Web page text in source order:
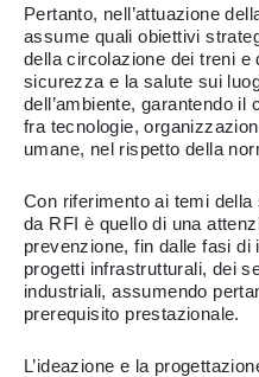
Pertanto, nell’attuazione
assume quali obiettivi
della circolazione dei treni
sicurezza e la salute sui
dell’ambiente, garantendo il
fra tecnologie,
umane, nel rispetto della
Con riferimento ai temi
da RFI è quello di una
prevenzione, fin dalle fasi di
progetti infrastrutturali, dei
industriali, assumendo
prerequisito prestazionale.
L’ideazione e la